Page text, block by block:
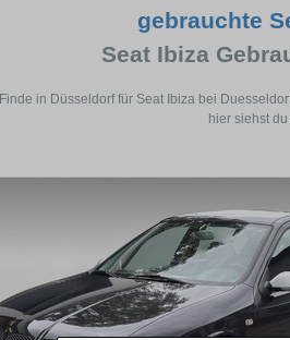
gebrauchte
Seat Ibiza
Finde in Düsseldorf für Seat Ibiza bei
hier siehst